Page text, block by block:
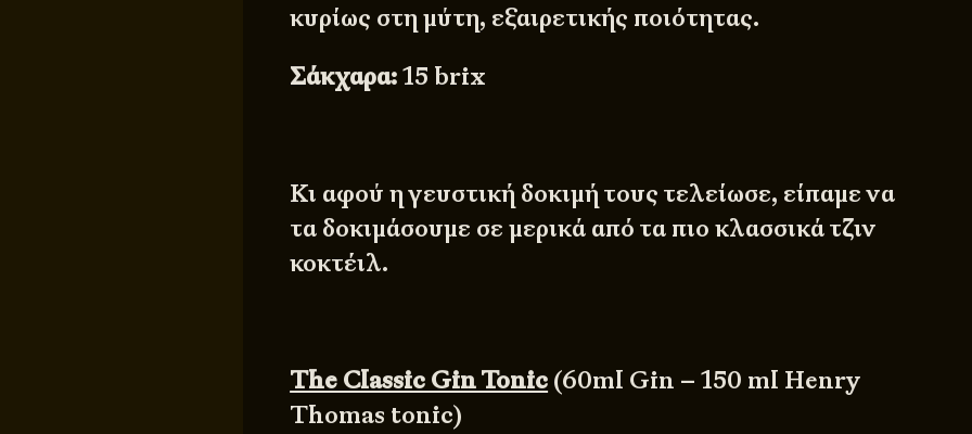
κυρίως στη μύτη, εξαιρετικής ποιότητας.
Σάκχαρα:15 brix
Κι αφού η γευστική δοκιμή τους τελείωσε, είπαμε να
τα δοκιμάσουμε σε μερικά από τα πιο κλασσικά τζιν
κοκτέιλ.
The Classic Gin Tonic (60ml Gin – 150 ml Henry
Thomas tonic)